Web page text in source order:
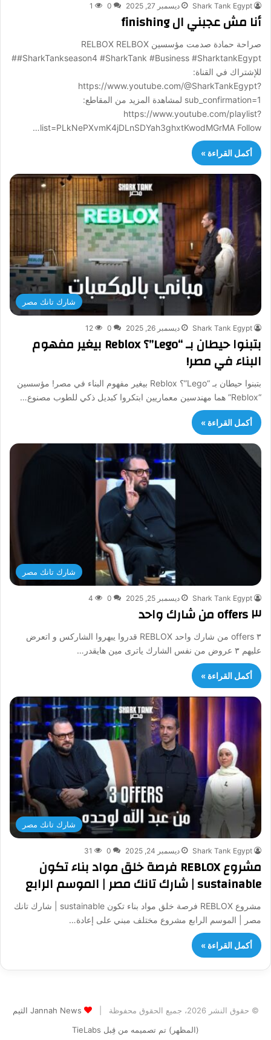
Shark Tank Egypt ديسمبر 27, 2025 0
1
أنا مش عجبني ال finishing
صراحة حمادة صدمت مؤسسين RELBOX RELBOX
#SharkTankseason4 #SharkTank #Business #SharktankEgypt#
للإشتراك في القناة:
https://www.youtube.com/@SharkTankEgypt?
sub_confirmation=1 لمشاهدة المزيد من المقاطع:
https://www.youtube.com/playlist?
list=PLkNePXvmK4jDLnSDYah3ghxtKwodMGrMA Follow…
أكمل القراءة »
شارك تانك مصر
Shark Tank Egypt ديسمبر 26, 2025 0
12
بتبنوا حيطان بـ “Lego”؟ Reblox بيغير مفهوم
البناء في مصر!
بتبنوا حيطان بـ “Lego”؟ Reblox بيغير مفهوم البناء في مصر! مؤسسين
“Reblox” هما مهندسين معماريين ابتكروا كبديل ذكي للطوب مصنوع…
أكمل القراءة »
شارك تانك مصر
Shark Tank Egypt ديسمبر 25, 2025 0
4
٣ offers من شارك واحد
٣ offers من شارك واحد REBLOX قدروا يبهروا الشاركس و اتعرض
عليهم ٣ عروض من نفس الشارك ياترى مين هايقدر…
أكمل القراءة »
شارك تانك مصر
Shark Tank Egypt ديسمبر 24, 2025 0
31
مشروع REBLOX فرصة خلق مواد بناء تكون
sustainable | شارك تانك مصر | الموسم الرابع
مشروع REBLOX فرصة خلق مواد بناء تكون sustainable | شارك تانك
مصر | الموسم الرابع مشروع مختلف مبني على إعادة…
أكمل القراءة »
© حقوق النشر 2026، جميع الحقوق محفوظة |
Jannah News الثيم
(المظهر) تم تصميمه من قِبل TieLabs